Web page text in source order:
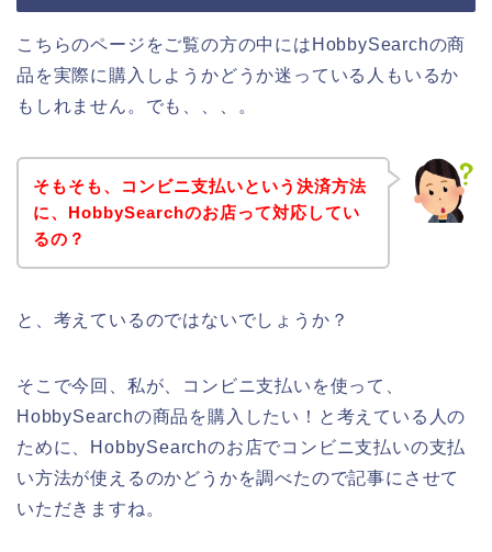
こちらのページをご覧の方の中にはHobbySearchの商
品を実際に購入しようかどうか迷っている人もいるか
もしれません。でも、、、。
そもそも、コンビニ支払いという決済方法
に、HobbySearchのお店って対応してい
るの？
と、考えているのではないでしょうか？
そこで今回、私が、コンビニ支払いを使って、
HobbySearchの商品を購入したい！と考えている人の
ために、HobbySearchのお店でコンビニ支払いの支払
い方法が使えるのかどうかを調べたので記事にさせて
いただきますね。